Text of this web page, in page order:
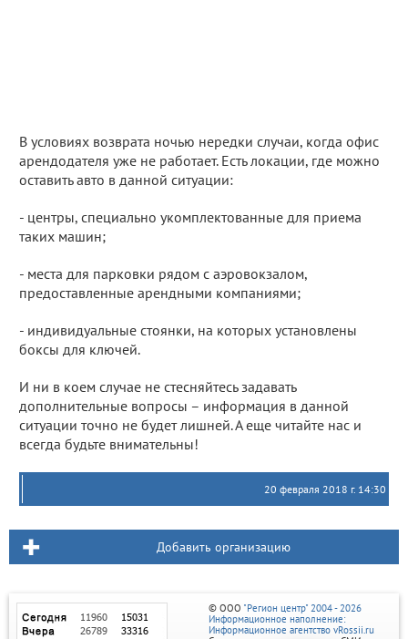
В условиях возврата ночью нередки случаи, когда офис
арендодателя уже не работает. Есть локации, где можно
оставить авто в данной ситуации:
- центры, специально укомплектованные для приема
таких машин;
- места для парковки рядом с аэровокзалом,
предоставленные арендными компаниями;
- индивидуальные стоянки, на которых установлены
боксы для ключей.
И ни в коем случае не стесняйтесь задавать
дополнительные вопросы – информация в данной
ситуации точно не будет лишней. А еще читайте нас и
всегда будьте внимательны!
20 февраля 2018 г. 14:30
Добавить организацию
© ООО "Регион центр" 2004 - 2026
Информационное наполнение:
Информационное агентство vRossii.ru